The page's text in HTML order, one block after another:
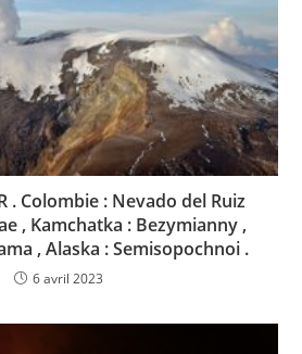
. Colombie : Nevado del Ruiz
, Kamchatka : Bezymianny ,
, Alaska : Semisopochnoi .
6 avril 2023